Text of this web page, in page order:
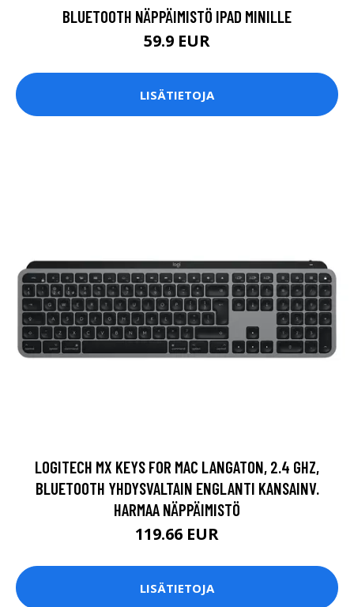
BLUETOOTH NÄPPÄIMISTÖ IPAD MINILLE
59.9 EUR
LISÄTIETOJA
LOGITECH MX KEYS FOR MAC LANGATON, 2.4 GHZ,
BLUETOOTH YHDYSVALTAIN ENGLANTI KANSAINV.
HARMAA NÄPPÄIMISTÖ
119.66 EUR
LISÄTIETOJA